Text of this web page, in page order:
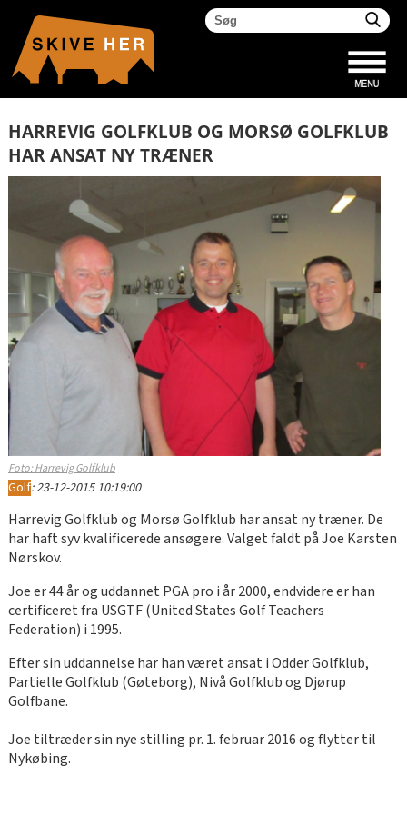
HARREVIG GOLFKLUB OG MORSØ GOLFKLUB
HAR ANSAT NY TRÆNER
Foto: Harrevig Golfklub
Golf:23-12-2015 10:19:00
Harrevig Golfklub og Morsø Golfklub har ansat ny træner. De
har haft syv kvalificerede ansøgere. Valget faldt på Joe Karsten
Nørskov.
Joe er 44 år og uddannet PGA pro i år 2000, endvidere er han
certificeret fra USGTF (United States Golf Teachers
Federation) i 1995.
Efter sin uddannelse har han været ansat i Odder Golfklub,
Partielle Golfklub (Gøteborg), Nivå Golfklub og Djørup
Golfbane.
Joe tiltræder sin nye stilling pr. 1. februar 2016 og flytter til
Nykøbing.